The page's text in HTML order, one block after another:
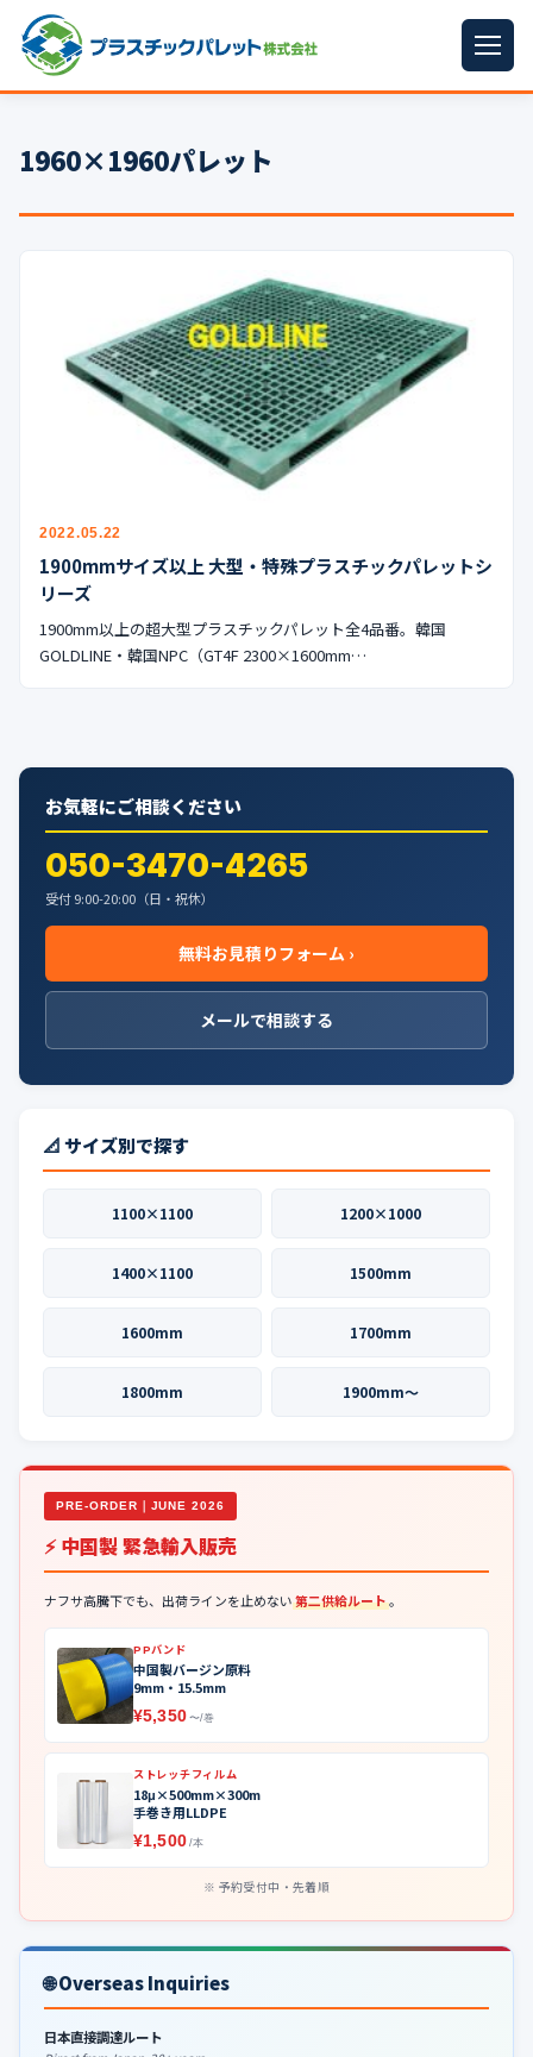
パレットサイズ
プラパレット ▼
中古パレット
再生原料
会社案内
1960×1960パレット
2022.05.22
1900mmサイズ以上 大型・特殊プラスチックパレットシ
リーズ
1900mm以上の超大型プラスチックパレット全4品番。韓国
GOLDLINE・韓国NPC（GT4F 2300×1600mm…
お気軽にご相談ください
050-3470-4265
受付 9:00-20:00（日・祝休）
無料お見積りフォーム ›
メールで相談する
📐 サイズ別で探す
1100×1100 1200×1000
1400×1100 1500mm
1600mm 1700mm
1800mm 1900mm〜
PRE-ORDER｜JUNE 2026
⚡ 中国製 緊急輸入販売
ナフサ高騰下でも、出荷ラインを止めない第二供給ルート。
PPバンド
中国製バージン原料
9mm・15.5mm
¥5,350 〜/巻
ストレッチフィルム
18μ×500mm×300m
手巻き用LLDPE
¥1,500 /本
予約受付中・先着順
🌐 Overseas Inquiries
日本直接調達ルート